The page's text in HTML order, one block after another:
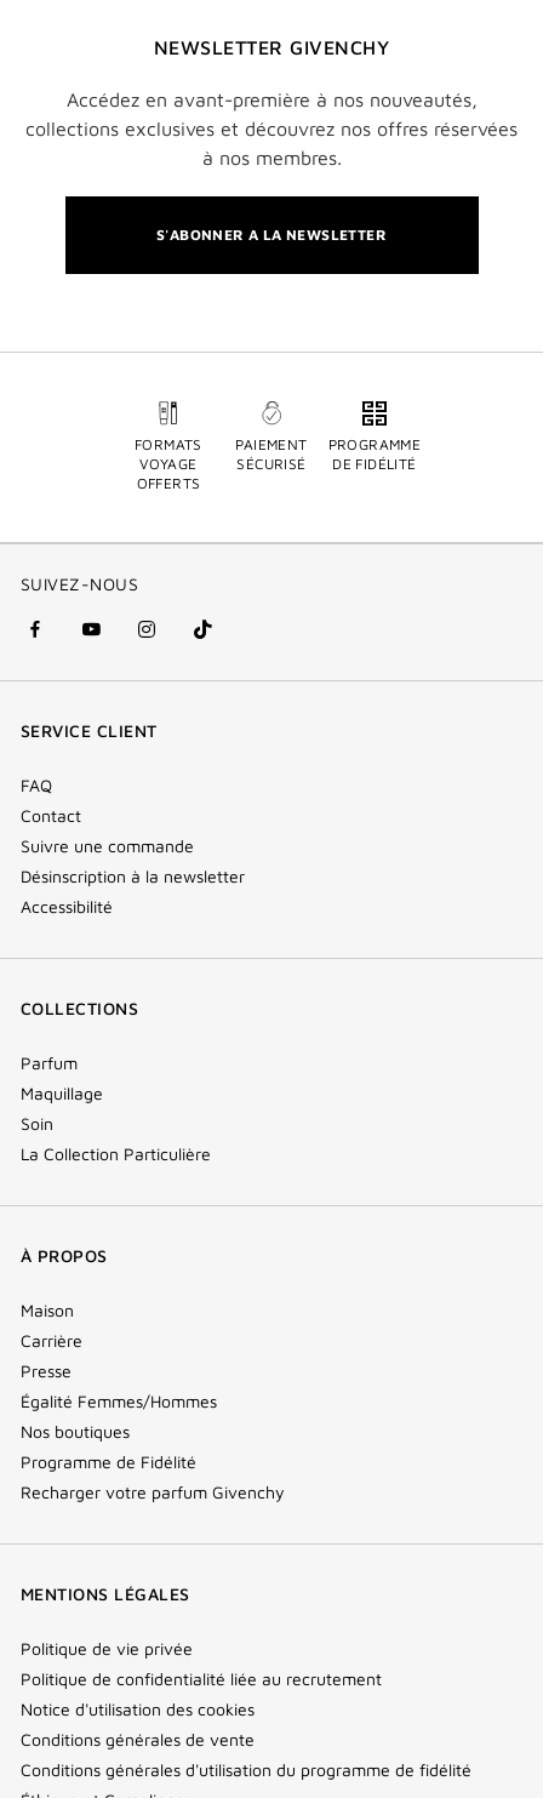
NEWSLETTER GIVENCHY
Accédez en avant-première à nos nouveautés,
collections exclusives et découvrez nos offres réservées
à nos membres.
S'ABONNER A LA NEWSLETTER
FORMATS
VOYAGE
OFFERTS
PAIEMENT
SÉCURISÉ
PROGRAMME
DE FIDÉLITÉ
SUIVEZ-NOUS
facebook
(nouvelle
youtube
(nouvelle
instagram
(nouvelle
Tik
Tok
SERVICE CLIENT
FAQ
Contact
Suivre une commande
Désinscription à la newsletter
Accessibilité
COLLECTIONS
Parfum
Maquillage
Soin
La Collection Particulière
À PROPOS
Maison
Carrière
Presse
Égalité Femmes/Hommes
Nos boutiques
Programme de Fidélité
Recharger votre parfum Givenchy
MENTIONS LÉGALES
Politique de vie privée
Politique de confidentialité liée au recrutement
Notice d'utilisation des cookies
Conditions générales de vente
Conditions générales d'utilisation du programme de fidélité